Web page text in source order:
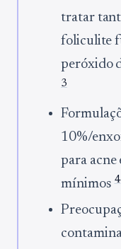
tratar
foliculite
peróxido
3
10%/
para acne
mínimos 4